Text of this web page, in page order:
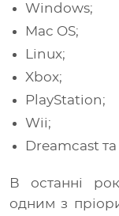
Windows;
Mac OS;
Linux;
Xbox;
PlayStation;
Wii;
Dreamcast
В останні
одним з